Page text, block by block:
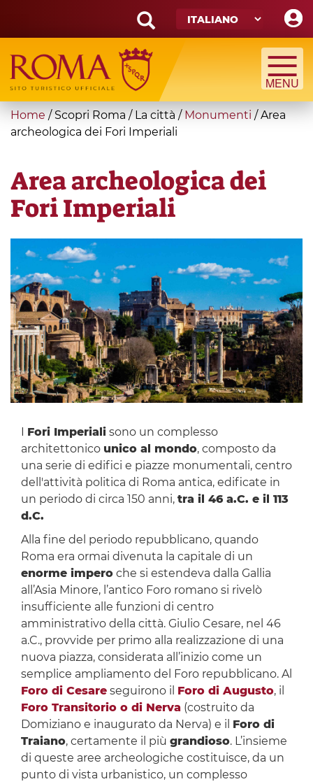
main
content
Search
form
Cerca
You
are
Home / Scopri Roma / La città / Monumenti /Area
archeologica dei Fori Imperiali
Area archeologica dei
Fori Imperiali
Fori Imperialisono un complesso
architettonico unico al mondo, composto da
una serie di edifici e piazze monumentali, centro
dell'attività politica di Roma antica, edificate in
un periodo di circa 150 anni, tra il 46 a.C. e il 113
d.C.
Alla fine del periodo repubblicano, quando
Roma era ormai divenuta la capitale di un
enorme imperoche si estendeva dalla Gallia
all’Asia Minore, l’antico Foro romano si rivelò
insufficiente alle funzioni di centro
amministrativo della città. Giulio Cesare, nel 46
a.C., provvide per primo alla realizzazione di una
nuova piazza, considerata all’inizio come un
semplice ampliamento del Foro repubblicano. Al
Foro di Cesareseguirono il Foro di Augusto, il
Foro Transitorio o di Nerva(costruito da
Domiziano e inaugurato da Nerva) e il Foro di
Traiano, certamente il più grandioso. L’insieme
di queste aree archeologiche costituisce, da un
punto di vista urbanistico, un complesso